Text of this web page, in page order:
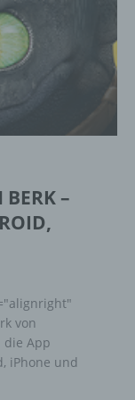
BERK –
von
App
iPhone und
für
einfach
zu
verwendeten
alle
identifizierte
(im
indirekt,
zu einer
einer
zu einer